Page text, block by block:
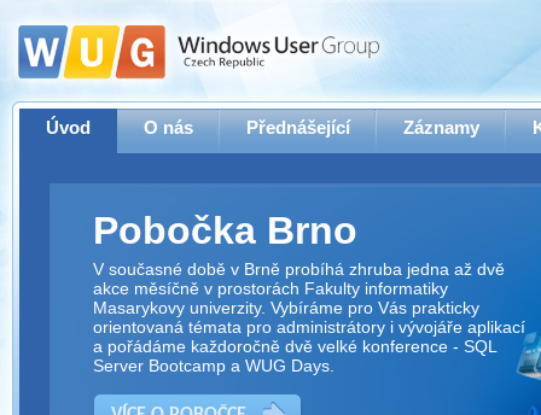
Úvod O nás Přednášející Záznamy
Pobočka Brno
V současné době v Brně probíhá zhruba jedna až dvě
akce měsíčně v prostorách Fakulty informatiky
Masarykovy univerzity. Vybíráme pro Vás prakticky
orientovaná témata pro administrátory i vývojáře aplikací
a pořádáme každoročně dvě velké konference - SQL
Server Bootcamp a WUG Days.